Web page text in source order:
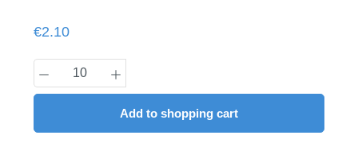
Regular price:
€2.10
Product Quantity: Enter the desired
Add to shopping cart